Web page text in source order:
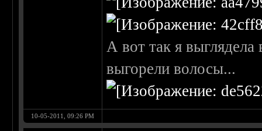
А вот так я выглядела
выгорели волосы...
10-05-2011, 09:26 PM